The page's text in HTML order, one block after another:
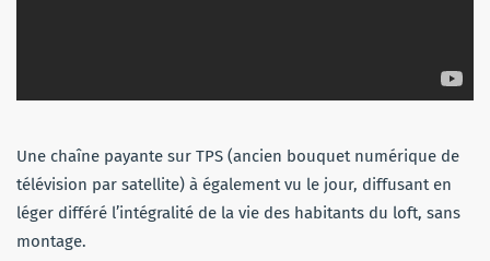
Une chaîne payante sur TPS (ancien bouquet numérique de
télévision par satellite) à également vu le jour, diffusant en
léger différé l’intégralité de la vie des habitants du loft, sans
montage.